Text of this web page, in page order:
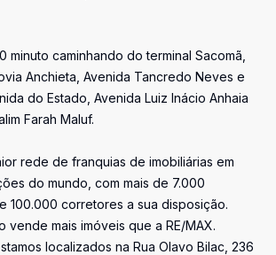
minuto caminhando do terminal Sacomã,
Anchieta, Avenida Tancredo Neves e
do Estado, Avenida Luiz Inácio Anhaia
Farah Maluf.
rede de franquias de imobiliárias em
do mundo, com mais de 7.000
100.000 corretores a sua disposição.
vende mais imóveis que a RE/MAX.
localizados na Rua Olavo Bilac, 236